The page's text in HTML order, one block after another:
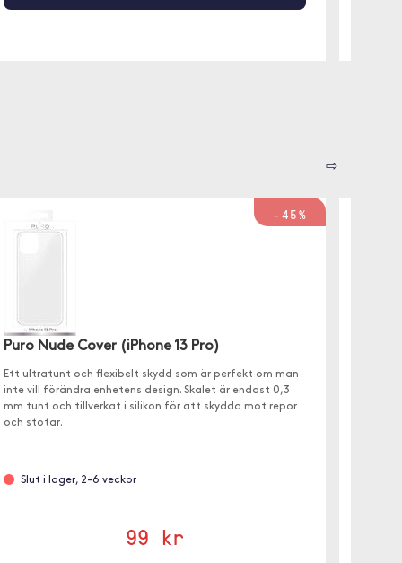
⇨
-45%
Puro Nude Cover (iPhone 13 Pro)
Ett ultratunt och flexibelt skydd som är perfekt om man
inte vill förändra enhetens design. Skalet är endast 0,3
mm tunt och tillverkat i silikon för att skydda mot repor
och stötar.
Slut i lager, 2-6 veckor
99 kr